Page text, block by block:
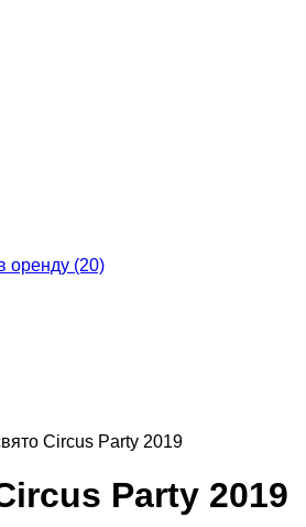
оренду (20)
Circus Party 2019
Party 2019